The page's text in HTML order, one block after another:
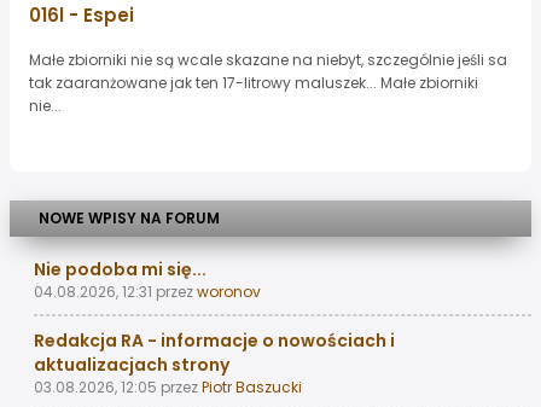
016l - Espei
Małe zbiorniki nie są wcale skazane na niebyt, szczególnie jeśli sa
tak zaaranżowane jak ten 17-litrowy maluszek... Małe zbiorniki
nie...
NOWE WPISY NA FORUM
Nie podoba mi się...
04.08.2026, 12:31 przezworonov
Redakcja RA - informacje o nowościach i
aktualizacjach strony
03.08.2026, 12:05 przezPiotr Baszucki